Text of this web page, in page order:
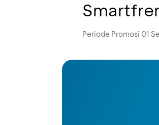
Periode Promosi 01